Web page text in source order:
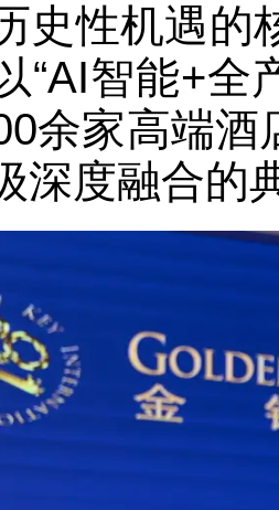
史性机遇的
“AI智能+全
余家高端
深度融合的